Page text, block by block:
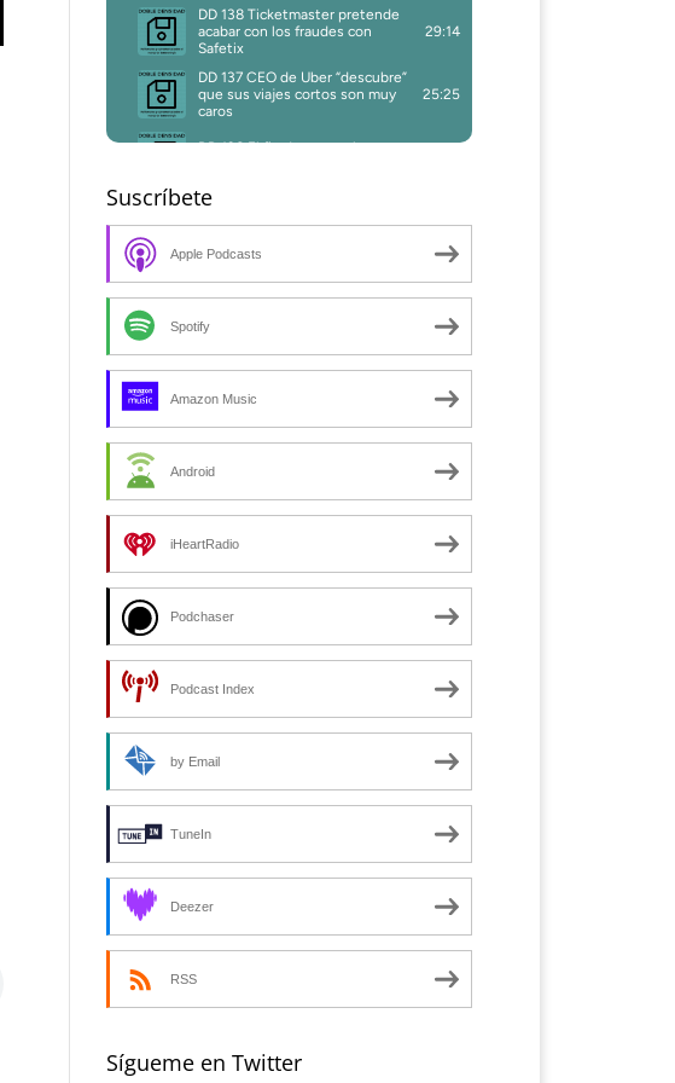
Suscríbete
Apple Podcasts
Spotify
Amazon Music
Android
iHeartRadio
Podchaser
Podcast Index
by Email
TuneIn
Deezer
RSS
Sígueme en Twitter